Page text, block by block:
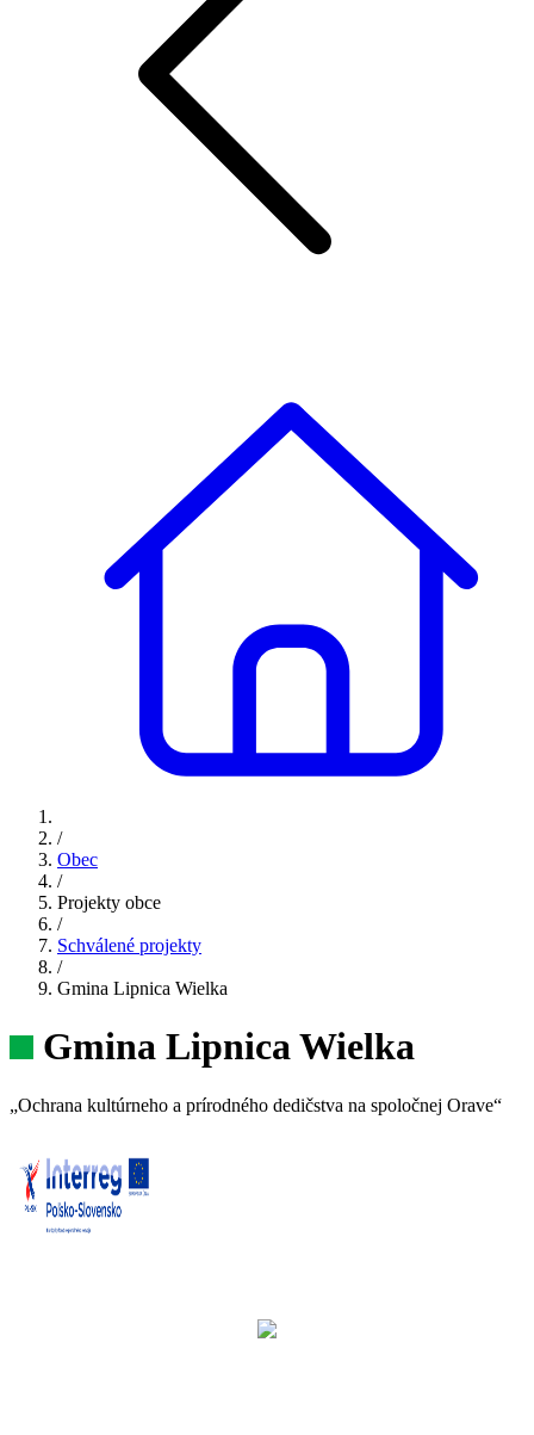
/
Obec
/
Projekty obce
/
Schválené projekty
/
Gmina Lipnica Wielka
Gmina Lipnica Wielka
„Ochrana kultúrneho a prírodného dedičstva na spoločnej Orave“